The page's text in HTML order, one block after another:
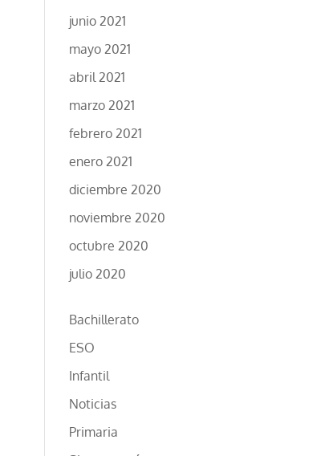
junio 2021
mayo 2021
abril 2021
marzo 2021
febrero 2021
enero 2021
diciembre 2020
noviembre 2020
octubre 2020
julio 2020
Bachillerato
ESO
Infantil
Noticias
Primaria